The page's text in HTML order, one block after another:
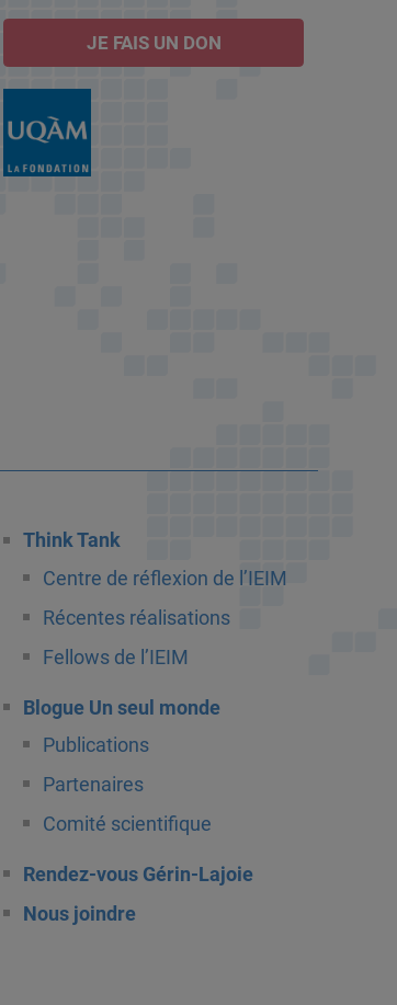
JE FAIS UN DON
Think Tank
Centre de réflexion de l’IEIM
Récentes réalisations
Fellows de l’IEIM
Blogue Un seul monde
Publications
Partenaires
Comité scientifique
Rendez-vous Gérin-Lajoie
Nous joindre